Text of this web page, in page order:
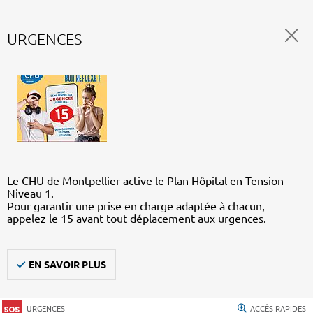
URGENCES
Le CHU de Montpellier active le Plan Hôpital en Tension –
Niveau 1.
Pour garantir une prise en charge adaptée à chacun,
appelez le 15 avant tout déplacement aux urgences.
EN SAVOIR PLUS
URGENCES ACCÈS RAPIDES